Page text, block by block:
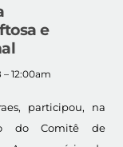
e
– 12:00am
participou, na
do Comitê de